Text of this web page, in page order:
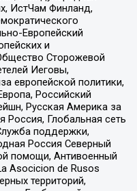
ИстЧам Финланд,
Европейский
и
Сторожевой
Иеговы,
европейской политики,
Российский
Русская Америка за
Глобальная сеть
поддержки,
Россия Северный
помощи, Антивоенный
Asocicion de Rusos
территорий,